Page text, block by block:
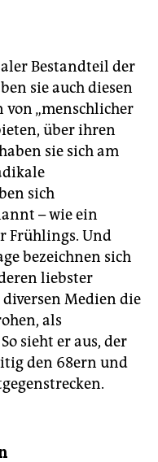
Bestandteil der
sie auch diesen
von „menschlicher
über ihren
sie sich am
sich
– wie ein
Frühlings. Und
bezeichnen sich
liebster
Medien die
als
sieht er aus, der
den 68ern und